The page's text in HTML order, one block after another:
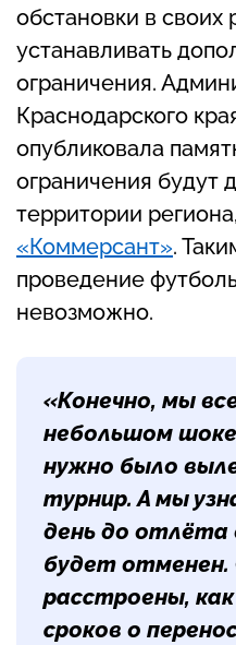
обстановки в своих
устанавливать
ограничения.
Краснодарского
опубликовала
ограничения будут
территории
«Коммерсант».
проведение
невозможно.
«Конечно, мы
небольшом
нужно было
турнир. А мы
день до
будет отменен.
расстроены,
сроков о